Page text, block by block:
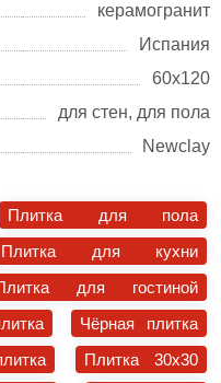
керамогранит
Испания
60х120
для стен, для пола
Newclay
Плитка для пола
Плитка для кухни
для гостиной
Чёрная плитка
Плитка 30x30